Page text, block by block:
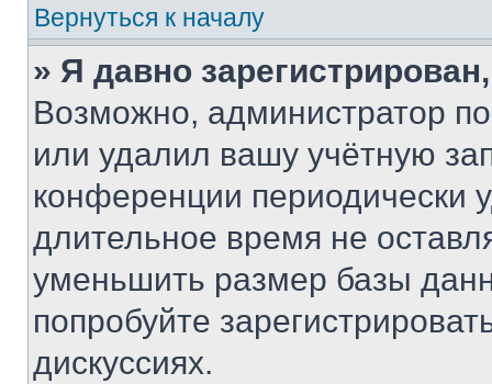
Вернуться к началу
» Я давно
Возможно, администратор
или удалил вашу учётную
конференции периодически
длительное время не
уменьшить размер базы
попробуйте
дискуссиях.